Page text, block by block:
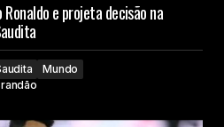
e projeta decisão na
Mundo